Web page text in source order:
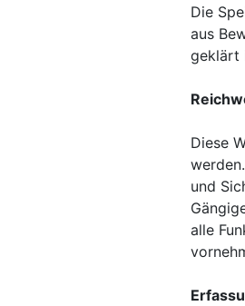
Die
aus
geklärt
Diese
und
alle